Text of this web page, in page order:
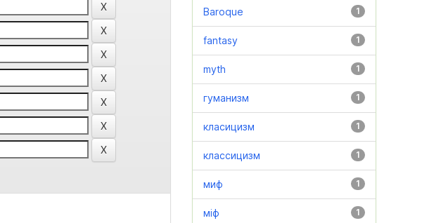
1
Baroque
1
fantasy
1
myth
1
гуманизм
1
класицизм
1
классицизм
1
миф
1
міф